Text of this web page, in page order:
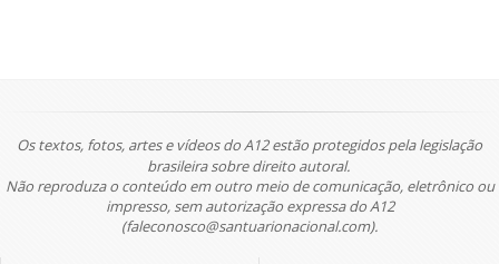
Os textos, fotos, artes e vídeos do A12 estão protegidos pela legislação
brasileira sobre direito autoral.
Não reproduza o conteúdo em outro meio de comunicação, eletrônico ou
impresso, sem autorização expressa do A12
(faleconosco@santuarionacional.com).